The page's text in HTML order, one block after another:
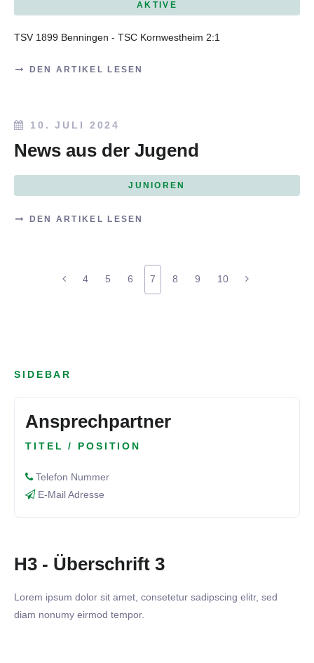
AKTIVE
TSV 1899 Benningen - TSC Kornwestheim 2:1
DEN ARTIKEL LESEN
10. JULI 2024
News aus der Jugend
JUNIOREN
DEN ARTIKEL LESEN
4 5 6 7 8 9 10
SIDEBAR
Ansprechpartner
TITEL / POSITION
Telefon Nummer
E-Mail Adresse
H3 - Überschrift 3
Lorem ipsum dolor sit amet, consetetur sadipscing elitr, sed
diam nonumy eirmod tempor.